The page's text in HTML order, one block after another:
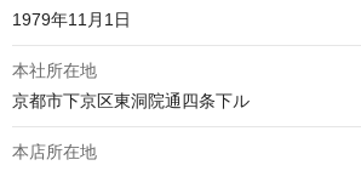
1979年11月1日
本社所在地
京都市下京区東洞院通四条下ル
本店所在地